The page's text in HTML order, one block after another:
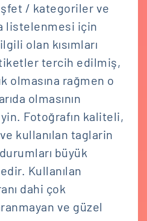
/ kategoriler ve
listelenmesi için
olan kısımları
tercih edilmiş,
olmasına rağmen o
olmasının
Fotoğrafın kaliteli,
kullanılan taglarin
büyük
Kullanılan
dahi çok
ve güzel